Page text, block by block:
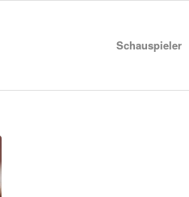
Schauspieler